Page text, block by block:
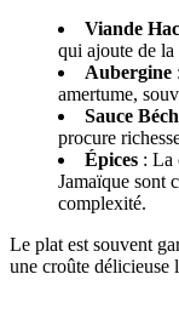
Viande
qui ajoute de
Aubergine
amertume,
Sauce
procure
Épices : La
Jamaïque sont
complexité.
Le plat est souvent
une croûte délicieuse